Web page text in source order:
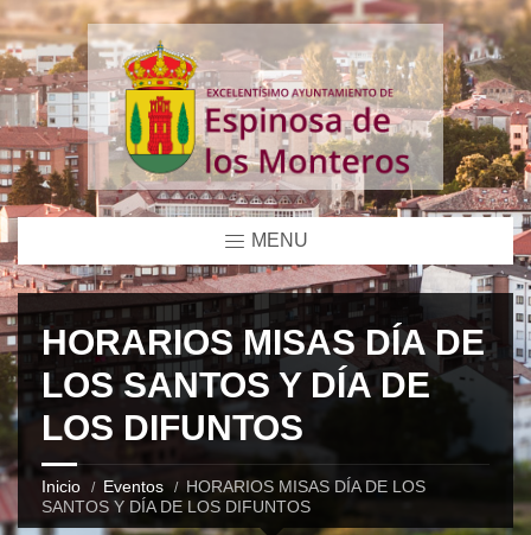
MENU
HORARIOS MISAS DÍA DE
LOS SANTOS Y DÍA DE
LOS DIFUNTOS
Inicio Eventos
HORARIOS MISAS DÍA DE LOS
SANTOS Y DÍA DE LOS DIFUNTOS